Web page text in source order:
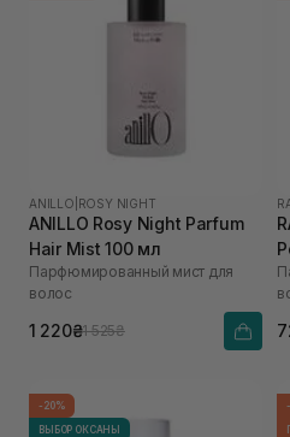
ANILLO ROSY NIGHT
ANILLO Rosy Night Parfum
Hair Mist 100 мл
Парфюмированный мист для
волос
1 220₴1 525₴
-20%
ВЫБОР ОКСАНЫ